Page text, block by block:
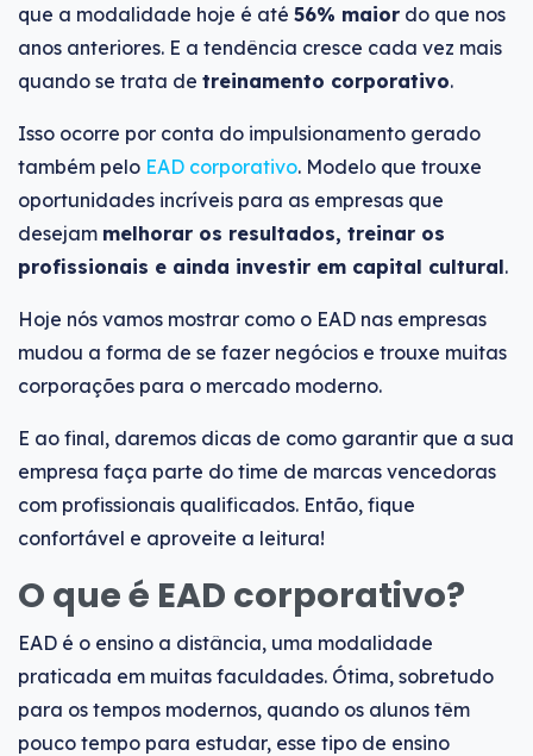
que a modalidade hoje é até 56% maior do que nos
anos anteriores. E a tendência cresce cada vez mais
quando se trata de treinamento corporativo.
Isso ocorre por conta do impulsionamento gerado
também pelo EAD corporativo. Modelo que trouxe
oportunidades incríveis para as empresas que
desejam melhorar os resultados, treinar os
profissionais e ainda investir em capital cultural.
Hoje nós vamos mostrar como o EAD nas empresas
mudou a forma de se fazer negócios e trouxe muitas
corporações para o mercado moderno.
E ao final, daremos dicas de como garantir que a sua
empresa faça parte do time de marcas vencedoras
com profissionais qualificados. Então, fique
confortável e aproveite a leitura!
O que é EAD corporativo?
EAD é o ensino a distância, uma modalidade
praticada em muitas faculdades. Ótima, sobretudo
para os tempos modernos, quando os alunos têm
pouco tempo para estudar, esse tipo de ensino